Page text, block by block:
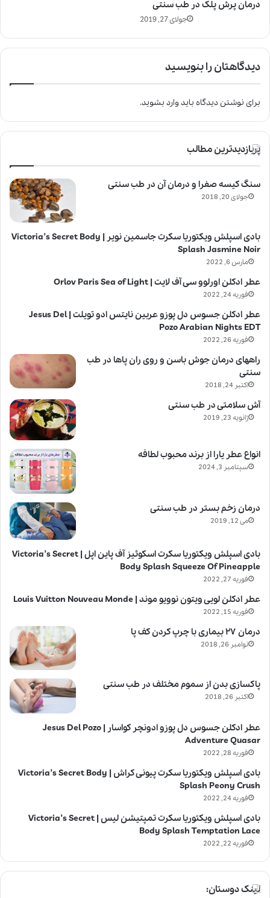
درمان پرش پلک در طب سنتی
جولای 27, 2019
دیدگاهتان را بنویسید
برای نوشتن دیدگاه بایدوارد بشوید.
پربازدیدترین مطالب
سنگ کیسه صفرا و درمان آن در طب سنتی
جولای 20, 2018
بادی اسپلش ویکتوریا سکرت جاسمین نویر | Victoria’s Secret Body
Splash Jasmine Noir
مارس 6, 2022
عطر ادکلن اورلوو سی آف لایت | Orlov Paris Sea of Light
فوریه 24, 2022
عطر ادکلن جسوس دل پوزو عربین نایتس ادو تویلت | Jesus Del
Pozo Arabian Nights EDT
فوریه 26, 2022
راههای درمان جوش باسن و روی ران پاها در طب
سنتی
اکتبر 24, 2018
آش سلامتی در طب سنتی
ژانویه 23, 2019
انواع عطر یارا از برند محبوب لطافه
سپتامبر 3, 2024
درمان زخم بستر در طب سنتی
می 12, 2019
بادی اسپلش ویکتوریا سکرت اسکوئیز آف پاین اپل | Victoria’s Secret
Body Splash Squeeze Of Pineapple
فوریه 27, 2022
عطر ادکلن لویی ویتون نوویو موند | Louis Vuitton Nouveau Monde
فوریه 15, 2022
درمان ۲۷ بیماری با چرپ کردن کف پا
نوامبر 26, 2018
پاکسازی بدن از سموم مختلف در طب سنتی
اکتبر 26, 2018
عطر ادکلن جسوس دل پوزو ادونچر کواسار | Jesus Del Pozo
Adventure Quasar
فوریه 28, 2022
بادی اسپلش ویکتوریا سکرت پیونی کراش | Victoria’s Secret Body
Splash Peony Crush
فوریه 24, 2022
بادی اسپلش ویکتوریا سکرت تمپتیشن لیس | Victoria’s Secret
Body Splash Temptation Lace
فوریه 22, 2022
لینک دوستان: